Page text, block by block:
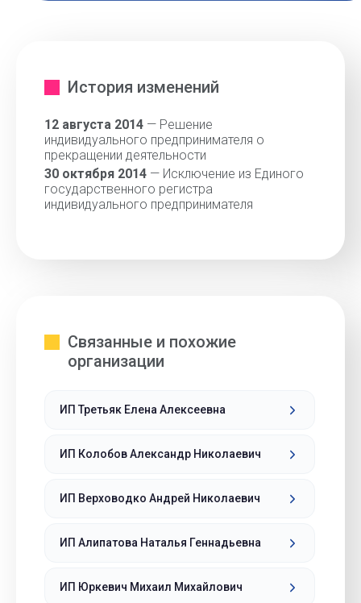
История изменений
12 августа 2014 — Решение
индивидуального предпринимателя о
прекращении деятельности
30 октября 2014 — Исключение из Единого
государственного регистра
индивидуального предпринимателя
Связанные и похожие
организации
ИП Третьяк Елена Алексеевна
ИП Колобов Александр Николаевич
ИП Верховодко Андрей Николаевич
ИП Алипатова Наталья Геннадьевна
ИП Юркевич Михаил Михайлович